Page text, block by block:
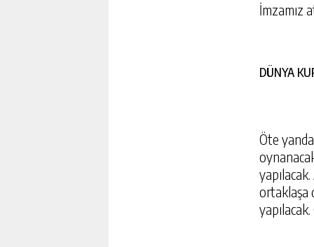
İmzamız
DÜNYA
Öte
ortaklaşa